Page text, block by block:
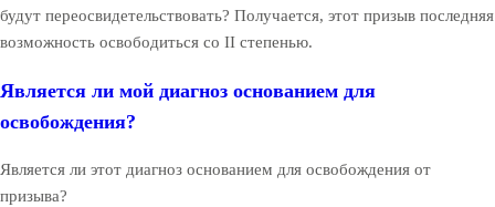
будут переосвидетельствовать? Получается, этот призыв последняя
возможность освободиться со II степенью.
Является ли мой диагноз основанием для
освобождения?
Является ли этот диагноз основанием для освобождения от
призыва?